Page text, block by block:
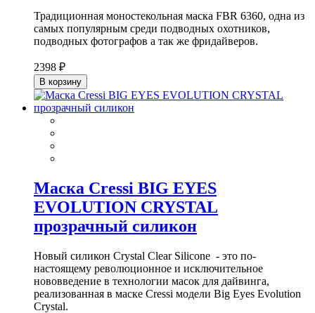
Традиционная моностекольная маска FBR 6360, одна из
самых популярным среди подводных охотников,
подводных фотографов а так же фридайверов.
2398 ₽
В корзину
Маска Cressi BIG EYES
EVOLUTION CRYSTAL
прозрачный силикон
Новый силикон Crystal Clear Silicone - это по-
настоящему революционное и исключительное
нововведение в технологии масок для дайвинга,
реализованная в маске Cressi модели Big Eyes Evolution
Crystal.